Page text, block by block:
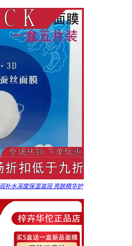
补水深度保湿滋润 亮肤精华护